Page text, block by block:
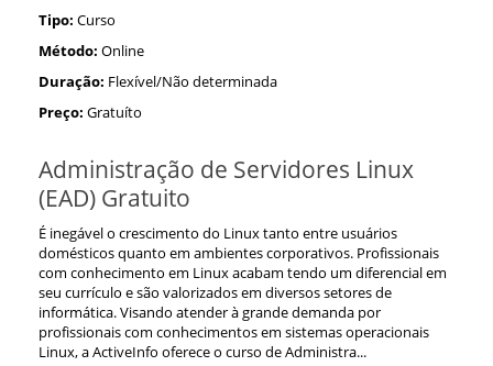
Tipo: Curso
Método: Online
Duração: Flexível/Não determinada
Preço: Gratuíto
Administração de Servidores Linux
(EAD) Gratuito
É inegável o crescimento do Linux tanto entre usuários
domésticos quanto em ambientes corporativos. Profissionais
com conhecimento em Linux acabam tendo um diferencial em
seu currículo e são valorizados em diversos setores de
informática. Visando atender à grande demanda por
profissionais com conhecimentos em sistemas operacionais
Linux, a ActiveInfo oferece o curso de Administra...